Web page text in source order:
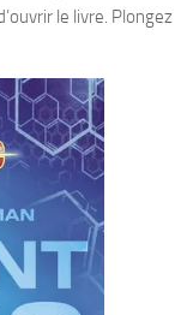
le livre. Plongez